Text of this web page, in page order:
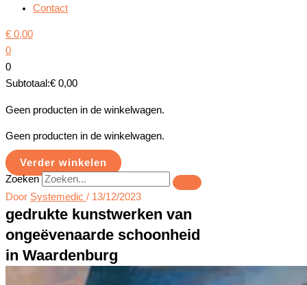
Contact
€ 0,00
0
0
Subtotaal:€ 0,00
Geen producten in de winkelwagen.
Geen producten in de winkelwagen.
Verder winkelen
Zoeken
Door Systemedic / 13/12/2023
gedrukte kunstwerken van
ongeëvenaarde schoonheid
in Waardenburg